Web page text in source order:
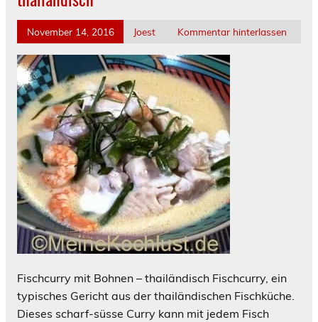
November 14, 2016 Joest Kommentar hinterlassen
Fischcurry mit Bohnen – thailändisch Fischcurry, ein
typisches Gericht aus der thailändischen Fischküche.
Dieses scharf-süsse Curry kann mit jedem Fisch